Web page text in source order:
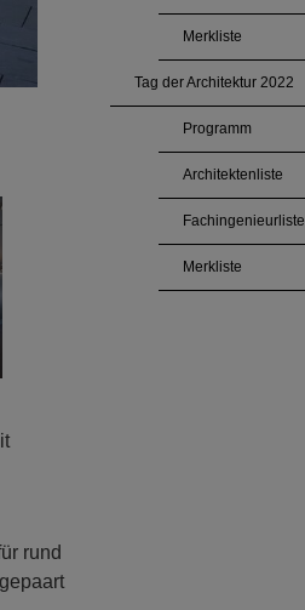
rund
Merkliste
Tag der Architektur 2022
Programm
Architektenliste
Fachingenieurliste
Merkliste